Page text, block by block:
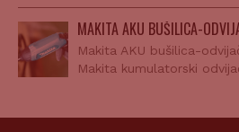
MAKITA AKU BUŠILICA-
Makita AKU bušilica-
Makita kumulatorski